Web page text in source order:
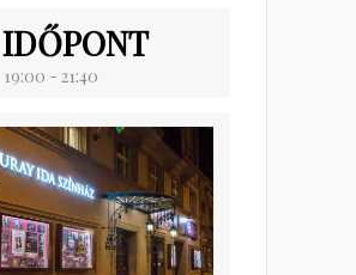
IDŐPONT
19:00 - 21:40